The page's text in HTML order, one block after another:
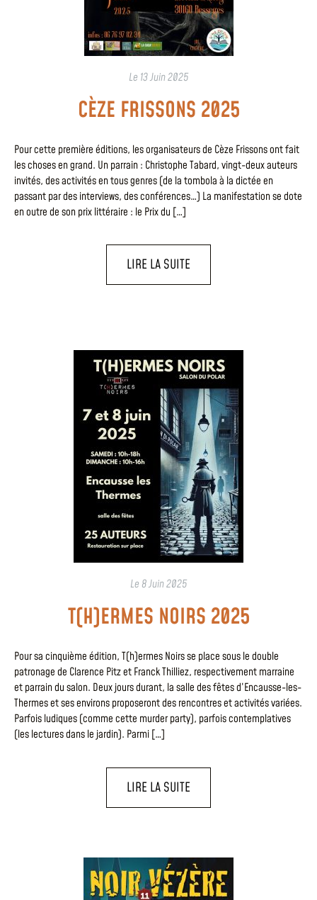
Le 13 Juin 2025
CÈZE FRISSONS 2025
Pour cette première éditions, les organisateurs de Cèze Frissons ont fait
les choses en grand. Un parrain : Christophe Tabard, vingt-deux auteurs
invités, des activités en tous genres (de la tombola à la dictée en
passant par des interviews, des conférences…) La manifestation se dote
en outre de son prix littéraire : le Prix du […]
LIRE LA SUITE
Le 8 Juin 2025
T(H)ERMES NOIRS 2025
Pour sa cinquième édition, T(h)ermes Noirs se place sous le double
patronage de Clarence Pitz et Franck Thilliez, respectivement marraine
et parrain du salon. Deux jours durant, la salle des fêtes d’Encausse-les-
Thermes et ses environs proposeront des rencontres et activités variées.
Parfois ludiques (comme cette murder party), parfois contemplatives
(les lectures dans le jardin). Parmi […]
LIRE LA SUITE